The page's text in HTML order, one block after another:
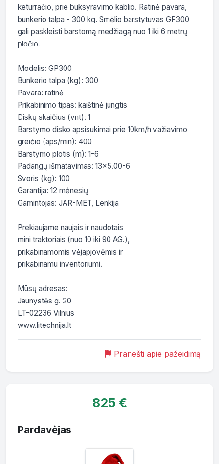
keturračio, prie buksyravimo kablio. Ratinė pavara,
bunkerio talpa - 300 kg. Smėlio barstytuvas GP300
gali paskleisti barstomą medžiagą nuo 1 iki 6 metrų
pločio.
Modelis: GP300
Bunkerio talpa (kg): 300
Pavara: ratinė
Prikabinimo tipas: kaištinė jungtis
Diskų skaičius (vnt): 1
Barstymo disko apsisukimai prie 10km/h važiavimo
greičio (aps/min): 400
Barstymo plotis (m): 1-6
Padangų išmatavimas: 13x5.00-6
Svoris (kg): 100
Garantija: 12 mėnesių
Gamintojas: JAR-MET, Lenkija
Prekiaujame naujais ir naudotais
mini traktoriais (nuo 10 iki 90 AG.),
prikabinamomis vėjapjovėmis ir
prikabinamu inventoriumi.
Mūsų adresas:
Jaunystės g. 20
LT-02236 Vilnius
Pranešti apie pažeidimą
825 €
Pardavėjas